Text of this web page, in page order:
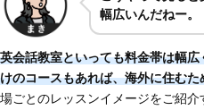
幅広いんだねー。
英会話教室といっても料金帯は幅広
けのコースもあれば、海外に住む
場ごとのレッスンイメージをご紹介